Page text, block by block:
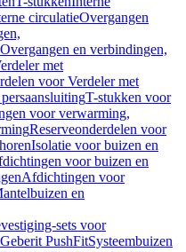
circulatieOvergangen
en verbindingen,
met
voor Verdeler met
T-stukken voor
voor verwarming,
Reserveonderdelen voor
Isolatie voor buizen en
voor buizen en
Afdichtingen voor
en
sets voor
Geberit PushFitSysteembuizen